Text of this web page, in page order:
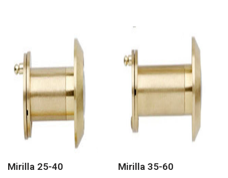
Mirilla 25-40 Mirilla 35-60